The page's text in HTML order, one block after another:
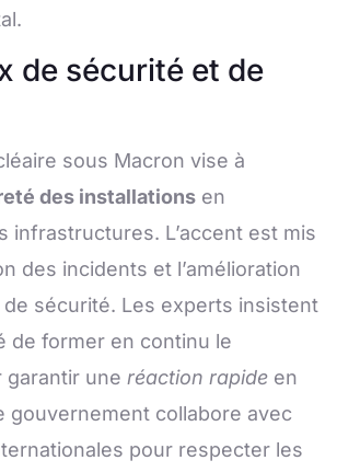
de sécurité et de
sous Macron vise à
des installations en
infrastructures. L’accent est mis
des incidents et l’amélioration
sécurité. Les experts insistent
de former en continu le
garantir une réaction rapide en
gouvernement collabore avec
pour respecter les